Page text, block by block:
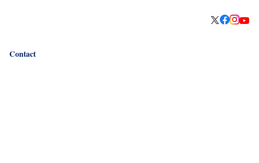
Contact